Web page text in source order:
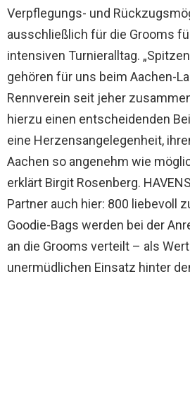
Verpflegungs- und
ausschließlich für die Grooms
intensiven Turnieralltag.
gehören für uns beim Aachen-
Rennverein seit jeher
hierzu einen entscheidenden
eine Herzensangelegenheit,
Aachen so angenehm wie
erklärt Birgit Rosenberg.
Partner auch hier: 800 liebevoll
Goodie-Bags werden bei der
an die Grooms verteilt – als
unermüdlichen Einsatz hinter